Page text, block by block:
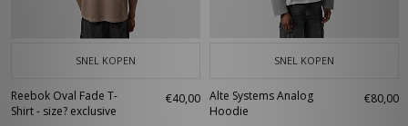
SNEL KOPEN
Reebok Oval Fade T-
Shirt - size? exclusive
€40,00
SNEL KOPEN
Alte Systems Analog
Hoodie
€80,00